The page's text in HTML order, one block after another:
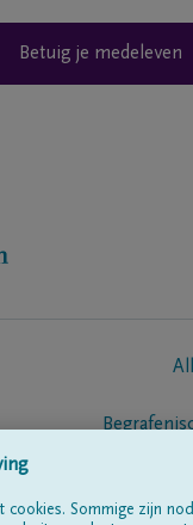
Betuig je medeleven
cookies. Sommige zijn